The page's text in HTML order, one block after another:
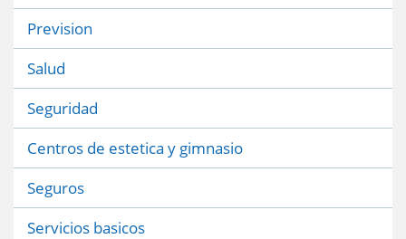
Prevision
Salud
Seguridad
Centros de estetica y gimnasio
Seguros
Servicios basicos